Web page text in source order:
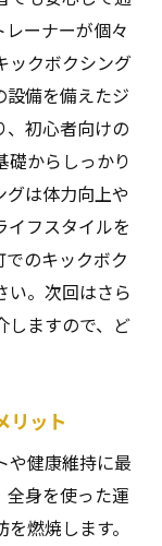
クシングの
ネス環境
ィラインを
事例紹介
キックボク
て方
ングでダイ
魅力
功者の声
ングスケジ
ーナーが個々
ックボクシング
設備を備えたジ
、初心者向けの
礎からしっかり
グは体力向上や
イフスタイルを
のキックボク
い。次回はさら
しますので、ど
リット
や健康維持に最
全身を使った運
燃焼します。